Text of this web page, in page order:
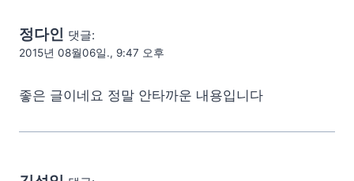
정다인 댓글:
2015년 08월06일., 9:47 오후
좋은 글이네요 정말 안타까운 내용입니다